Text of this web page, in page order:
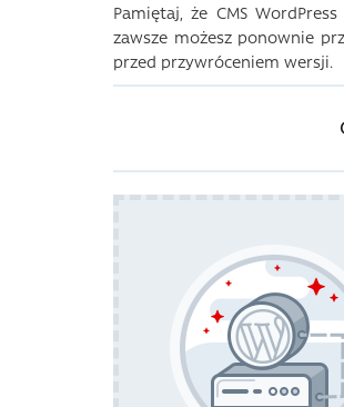
Pamiętaj, że CMS
zawsze możesz ponownie
przed przywróceniem wersji.